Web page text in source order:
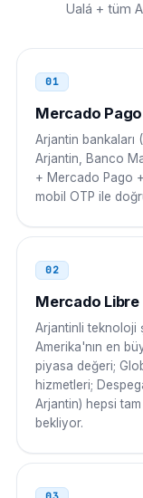
002 54 9 AC NNNN
00 54 9 AC NNNN
Meksika
00 54 9 AC NNNN
Kolombiya
00 54 9 AC NNNN
Peru
Venezuela
00 54 9 AC NNNN
Ekvador
00 54 9 AC NNNN
Ualá + tüm
01
Mercado
Arjantin bankaları
Arjantin, Banco
+ Mercado Pago
mobil OTP ile
02
Mercado
Arjantinli teknoloji
Amerika'nın en
piyasa değeri;
hizmetleri;
Arjantin) hepsi
bekliyor.